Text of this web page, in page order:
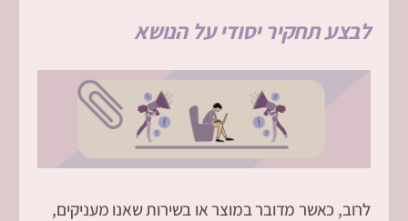
לבצע תחקיר יסודי על הנושא
לרוב, כאשר מדובר במוצר או בשירות שאנו מעניקים,